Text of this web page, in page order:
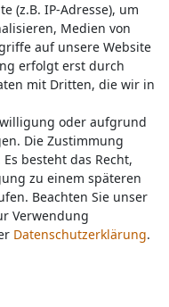
(z.B. IP-Adresse), um
Medien von
auf unsere Website
erfolgt erst durch
mit Dritten, die wir in
oder aufgrund
Die Zustimmung
besteht das Recht,
zu einem späteren
Beachten Sie unser
Verwendung
Daten­schutz­erklärung.
(z.B. IP-Adresse), um
Medien von
auf unsere Website
erfolgt erst durch
mit Dritten, die wir in
oder aufgrund
Die Zustimmung
besteht das Recht,
zu einem späteren
Beachten Sie unser
Verwendung
Daten­schutz­erklärung.